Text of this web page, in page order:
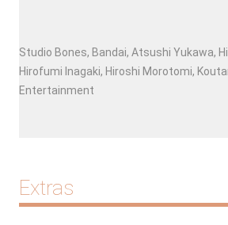
Studio Bones, Bandai, Atsushi Yukawa,
Hirofumi Inagaki, Hiroshi Morotomi,
Entertainment
Extras